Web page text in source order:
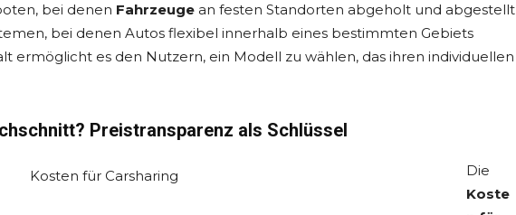
bei denen Fahrzeuge an festen Standorten abgeholt und abgestellt
bei denen Autos flexibel innerhalb eines bestimmten Gebiets
ermöglicht es den Nutzern, ein Modell zu wählen, das ihren individuellen
Preistransparenz als Schlüssel
Die
Koste